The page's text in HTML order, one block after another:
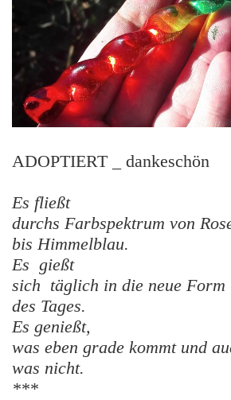
ADOPTIERT _ dankeschön
Es fließt
durchs Farbspektrum von
bis Himmelblau.
Es gießt
sich täglich in die neue Form
des Tages.
Es genießt,
was eben grade kommt und
was nicht.
***